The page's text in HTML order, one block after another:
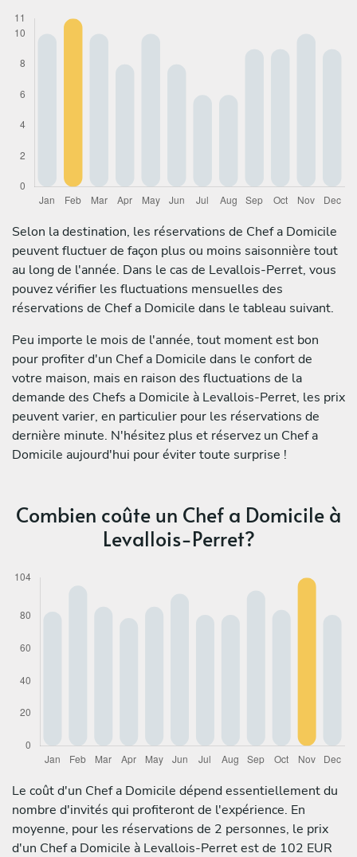
Selon la destination, les réservations de Chef a Domicile
peuvent fluctuer de façon plus ou moins saisonnière tout
au long de l'année. Dans le cas de Levallois-Perret, vous
pouvez vérifier les fluctuations mensuelles des
réservations de Chef a Domicile dans le tableau suivant.
Peu importe le mois de l'année, tout moment est bon
pour profiter d'un Chef a Domicile dans le confort de
votre maison, mais en raison des fluctuations de la
demande des Chefs a Domicile à Levallois-Perret, les prix
peuvent varier, en particulier pour les réservations de
dernière minute. N'hésitez plus et réservez un Chef a
Domicile aujourd'hui pour éviter toute surprise !
Combien coûte un Chef a Domicile à
Levallois-Perret?
Le coût d'un Chef a Domicile dépend essentiellement du
nombre d'invités qui profiteront de l'expérience. En
moyenne, pour les réservations de 2 personnes, le prix
d'un Chef a Domicile à Levallois-Perret est de 102 EUR